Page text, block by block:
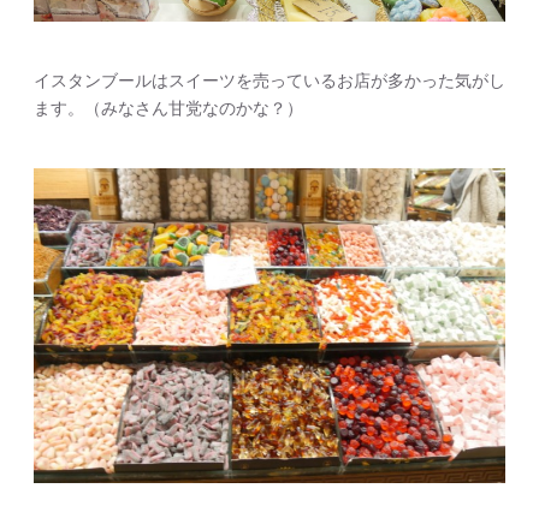
イスタンブールはスイーツを売っているお店が多かった気がし
ます。（みなさん甘党なのかな？）